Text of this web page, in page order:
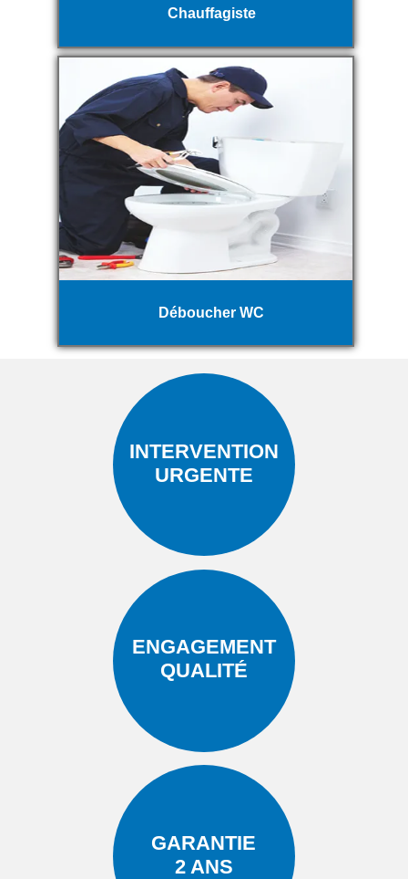
Chauffagiste
Déboucher WC
INTERVENTION
URGENTE
ENGAGEMENT
QUALITÉ
GARANTIE
2 ANS